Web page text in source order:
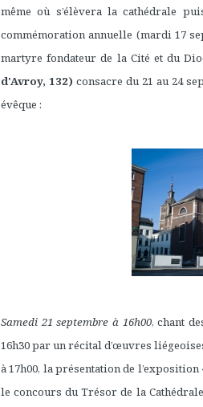
même où s’élèvera la cathédrale
commémoration annuelle (mardi 17
martyre fondateur de la Cité et du
d'Avroy, 132) consacre du 21 au 24
évêque :
Samedi 21 septembre à 16h00, chant
16h30 par un récital d’œuvres
à 17h00, la présentation de
le concours du Trésor de la